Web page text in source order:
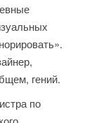
гений.
по